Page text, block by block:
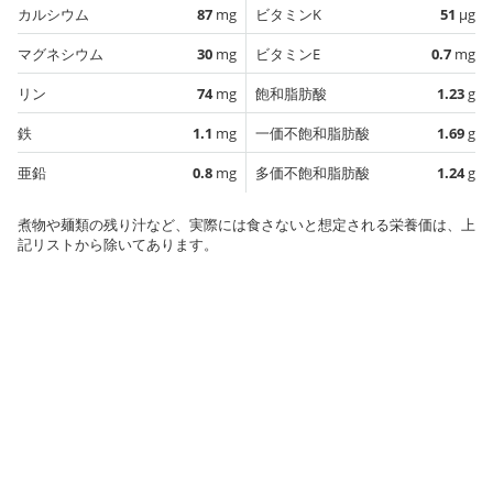
カルシウム
87 mg
マグネシウム
30 mg
リン
74mg
鉄
1.1 mg
亜鉛
0.8 mg
ビタミンK
51 µg
ビタミンE
0.7 mg
飽和脂肪酸
1.23g
一価不飽和脂肪酸
1.69g
多価不飽和脂肪酸
1.24g
煮物や麺類の残り汁など、実際には食さないと想定される栄養価は、上
記リストから除いてあります。